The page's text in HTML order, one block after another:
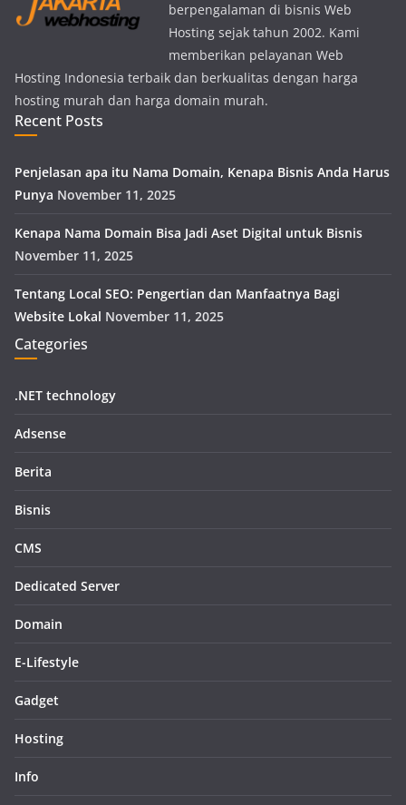
berpengalaman di bisnis Web
Hosting sejak tahun 2002. Kami
memberikan pelayanan Web
Hosting Indonesia terbaik dan berkualitas dengan harga
hosting murah dan harga domain murah.
Recent Posts
Penjelasan apa itu Nama Domain, Kenapa Bisnis Anda Harus
Punya November 11, 2025
Kenapa Nama Domain Bisa Jadi Aset Digital untuk Bisnis
November 11, 2025
Tentang Local SEO: Pengertian dan Manfaatnya Bagi
Website Lokal November 11, 2025
Categories
.NET technology
Adsense
Berita
Bisnis
CMS
Dedicated Server
Domain
E-Lifestyle
Gadget
Hosting
Info